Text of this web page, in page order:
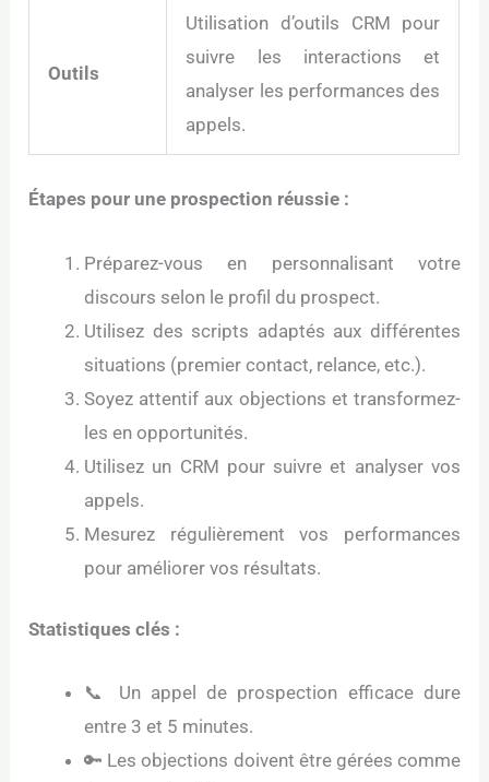
Outils
Utilisation d’outils CRM pour
suivre les interactions et
analyser les performances des
appels.
Étapes pour une prospection réussie :
Préparez-vous en personnalisant votre
discours selon le profil du prospect.
Utilisez des scripts adaptés aux différentes
situations (premier contact, relance, etc.).
Soyez attentif aux objections et transformez-
les en opportunités.
Utilisez un CRM pour suivre et analyser vos
appels.
Mesurez régulièrement vos performances
pour améliorer vos résultats.
Statistiques clés :
📞 Un appel de prospection efficace dure
entre 3 et 5 minutes.
🔑 Les objections doivent être gérées comme